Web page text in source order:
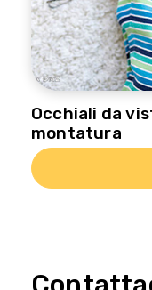
Occhiali da
montatura